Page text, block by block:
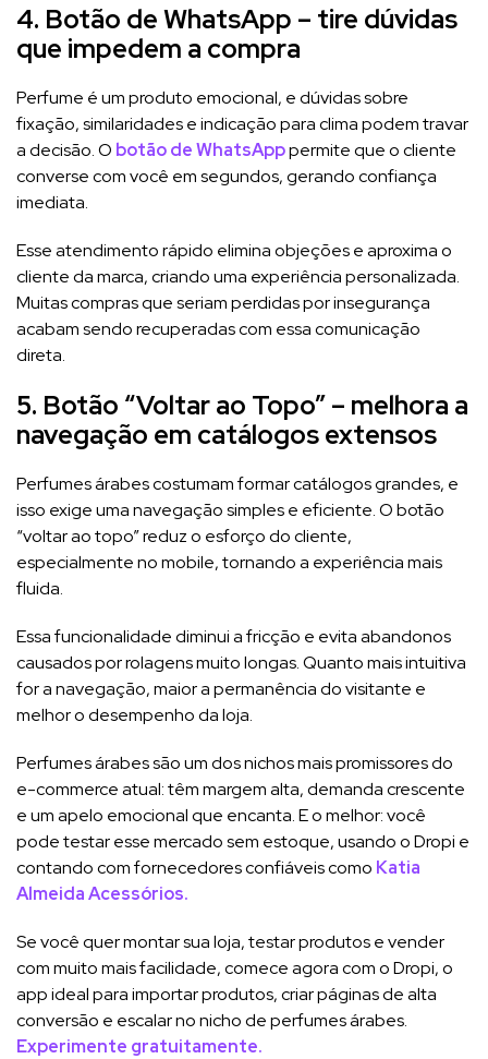
4. Botão de WhatsApp – tire dúvidas
que impedem a compra
Perfume é um produto emocional, e dúvidas sobre
fixação, similaridades e indicação para clima podem travar
a decisão. O botão de WhatsApppermite que o cliente
converse com você em segundos, gerando confiança
imediata.
Esse atendimento rápido elimina objeções e aproxima o
cliente da marca, criando uma experiência personalizada.
Muitas compras que seriam perdidas por insegurança
acabam sendo recuperadas com essa comunicação
direta.
5. Botão “Voltar ao Topo” – melhora a
navegação em catálogos extensos
Perfumes árabes costumam formar catálogos grandes, e
isso exige uma navegação simples e eficiente. O botão
“voltar ao topo” reduz o esforço do cliente,
especialmente no mobile, tornando a experiência mais
fluida.
Essa funcionalidade diminui a fricção e evita abandonos
causados por rolagens muito longas. Quanto mais intuitiva
for a navegação, maior a permanência do visitante e
melhor o desempenho da loja.
Perfumes árabes são um dos nichos mais promissores do
e-commerce atual: têm margem alta, demanda crescente
e um apelo emocional que encanta. E o melhor: você
pode testar esse mercado sem estoque, usando o Dropi e
contando com fornecedores confiáveis como Katia
Almeida Acessórios.
Se você quer montar sua loja, testar produtos e vender
com muito mais facilidade, comece agora com o Dropi, o
app ideal para importar produtos, criar páginas de alta
conversão e escalar no nicho de perfumes árabes.
Experimente gratuitamente.